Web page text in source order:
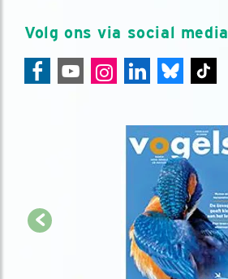
Volg ons via social media